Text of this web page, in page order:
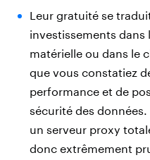
Leur gratuité se
investissements
matérielle ou dans le
que vous constatiez
performance et de
sécurité des
un serveur proxy
donc extrêmement